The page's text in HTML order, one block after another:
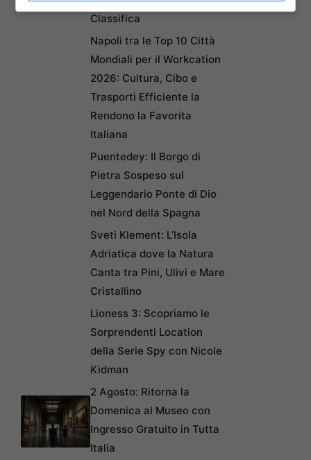
Classifica
Napoli tra le Top 10 Città
Mondiali per il Workcation
2026: Cultura, Cibo e
Trasporti Efficiente la
Rendono la Favorita
Italiana
Puentedey: Il Borgo di
Pietra Sospeso sul
Leggendario Ponte di Dio
nel Nord della Spagna
Sveti Klement: L’Isola
Adriatica dove la Natura
Canta tra Pini, Ulivi e Mare
Cristallino
Lioness 3: Scopriamo le
Sorprendenti Location
della Serie Spy con Nicole
Kidman
2 Agosto: Ritorna la
Domenica al Museo con
Ingresso Gratuito in Tutta
Italia